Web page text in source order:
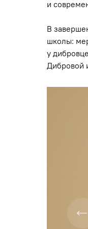
и
В
школы:
у
Дибровой